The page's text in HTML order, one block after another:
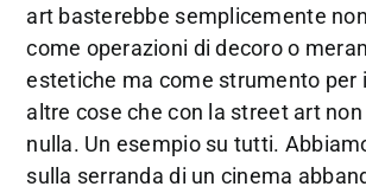
art basterebbe semplicemente
come operazioni di decoro o
estetiche ma come strumento per
altre cose che con la street art non
nulla. Un esempio su tutti.
sulla serranda di un cinema